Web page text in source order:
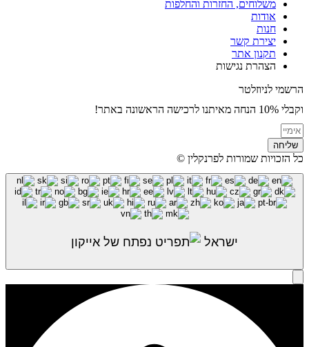
משלוחים, החזרות והחלפות
אודות
חנות
יצירת קשר
תקנון אתר
הצהרת נגישות
הרשמי לניוזלטר
וקבלי 10% הנחה מאיתנו לרכישה הראשונה באתר!
שליחה
כל הזכויות שמורות לפרנקלין ©
ישראל